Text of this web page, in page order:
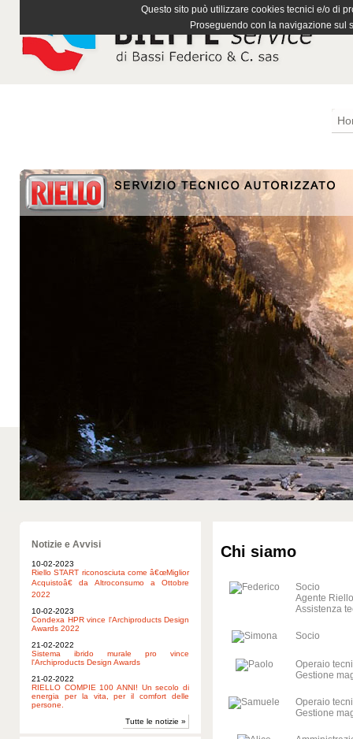
Questo sito può utilizzare cookies tecnici e/o di
Proseguendo con la navigazione sul
Notizie e Avvisi
10-02-2023
Riello START riconosciuta come â€œMiglior
Acquistoâ€ da Altroconsumo a Ottobre
2022
10-02-2023
Condexa HPR vince l'Archiproducts Design
Awards 2022
21-02-2022
Sistema ibrido murale pro vince
l'Archiproducts Design Awards
21-02-2022
RIELLO COMPIE 100 ANNI! Un secolo di
energia per la vita, per il comfort delle
persone.
Tutte le notizie »
Chi siamo
Socio
Agente Riello
Assistenza
Socio
Operaio
Gestione
Operaio
Gestione